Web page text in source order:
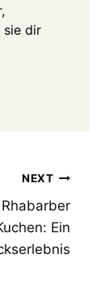
sie dir
NEXT
Ein